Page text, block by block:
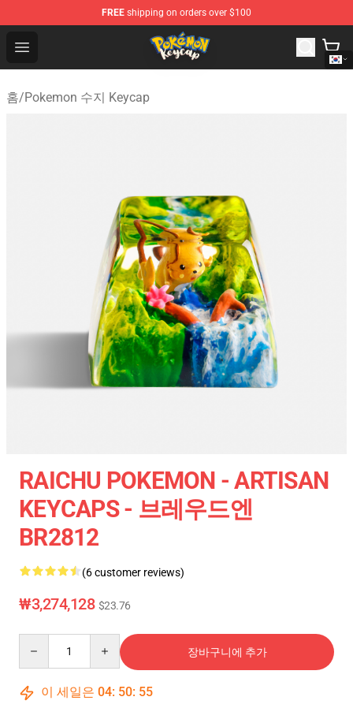
FREE shipping on orders over $100
Open menu
Pokemon Keycap Shop - The Best Store of Pokemon
홈/Pokemon 수지 Keycap
RAICHU POKEMON - ARTISAN
KEYCAPS - 브레우드엔
BR2812
(6 customer reviews)
₩3,274,128 $23.76
장바구니에 추가
이 세일은 04: 50: 55